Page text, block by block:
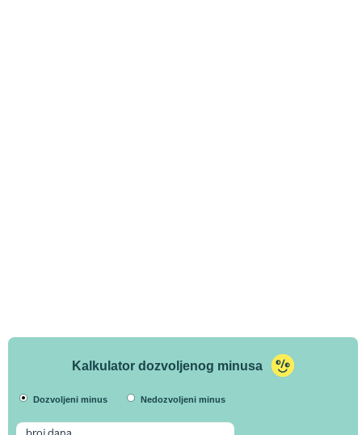
Kalkulator dozvoljenog minusa
Dozvoljeni minus Nedozvoljeni minus